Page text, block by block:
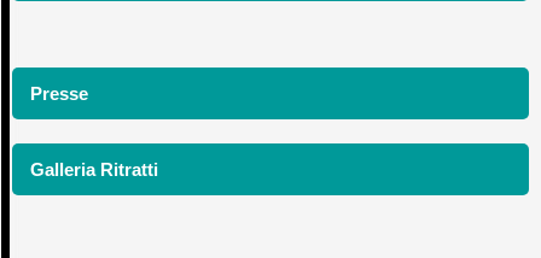
Presse
Galleria Ritratti